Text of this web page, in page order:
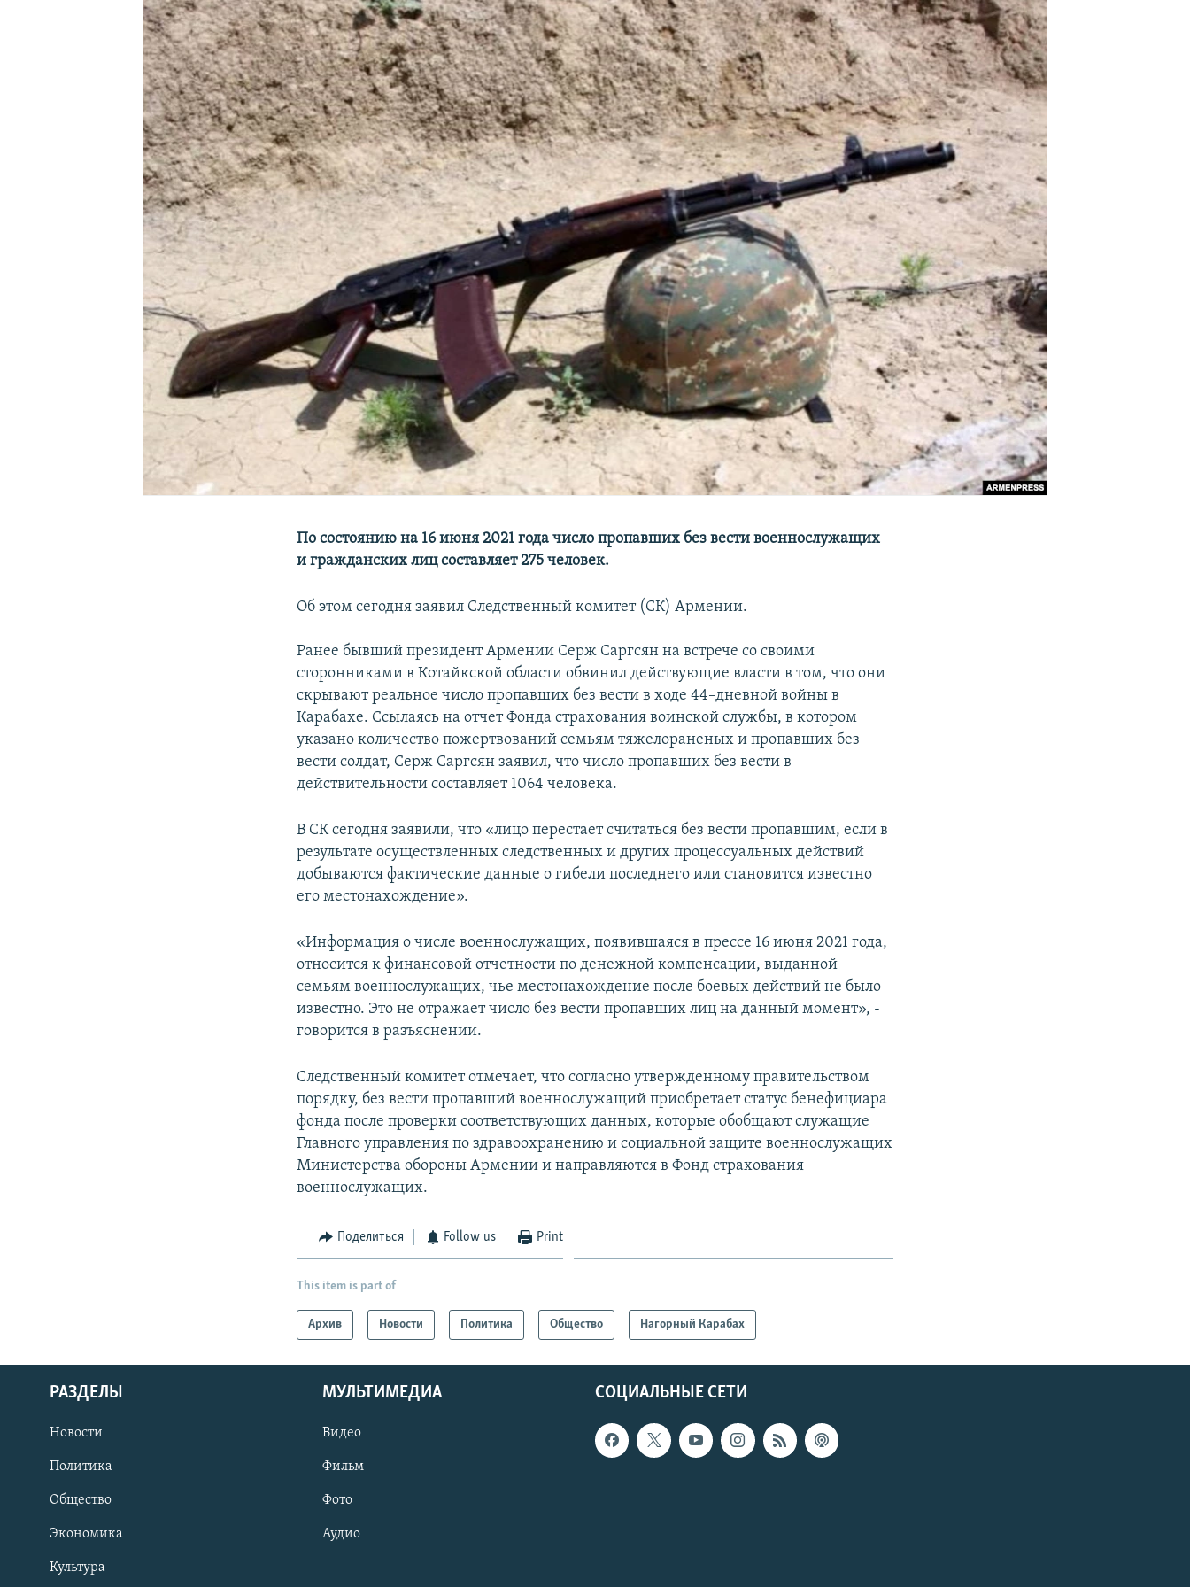
По состоянию на 16 июня 2021 года число пропавших без вести военнослужащих
и гражданских лиц составляет 275 человек.
Об этом сегодня заявил Следственный комитет (СК) Армении.
Ранее бывший президент Армении Серж Саргсян на встрече со своими
сторонниками в Котайкской области обвинил действующие власти в том, что они
скрывают реальное число пропавших без вести в ходе 44–дневной войны в
Карабахе. Ссылаясь на отчет Фонда страхования воинской службы, в котором
указано количество пожертвований семьям тяжелораненых и пропавших без
вести солдат, Серж Саргсян заявил, что число пропавших без вести в
действительности составляет 1064 человека.
В СК сегодня заявили, что «лицо перестает считаться без вести пропавшим, если в
результате осуществленных следственных и других процессуальных действий
добываются фактические данные о гибели последнего или становится известно
его местонахождение».
«Информация о числе военнослужащих, появившаяся в прессе 16 июня 2021 года,
относится к финансовой отчетности по денежной компенсации, выданной
семьям военнослужащих, чье местонахождение после боевых действий не было
известно. Это не отражает число без вести пропавших лиц на данный момент», -
говорится в разъяснении.
Следственный комитет отмечает, что согласно утвержденному правительством
порядку, без вести пропавший военнослужащий приобретает статус бенефициара
фонда после проверки соответствующих данных, которые обобщают служащие
Главного управления по здравоохранению и социальной защите военнослужащих
Министерства обороны Армении и направляются в Фонд страхования
военнослужащих.
Поделиться Follow us Print
This item is part of
Архив Новости Политика Общество Нагорный Карабах
СОЦИАЛЬНЫЕ СЕТИ
РАЗДЕЛЫ
Новости
Политика
Общество
Экономика
Культура
МУЛЬТИМЕДИА
Видео
Фильм
Фото
Аудио